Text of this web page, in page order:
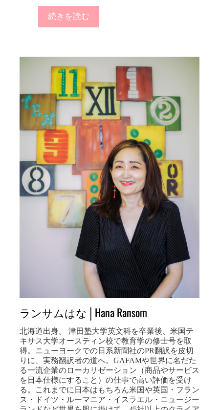
続きを読む
ランサムはな│Hana Ransom
北海道出身。 津田塾大学英文科を卒業後、米国テ
キサス大学オースティン校で教育学の修士号を取
得。ニューヨークでの日系新聞社のPR翻訳を皮切
りに、実務翻訳者の道へ。GAFAMや世界に名だた
る一流企業のローカリゼーション（商品やサービス
を日本仕様にすること）の仕事で高い評価を受け
る。これまでに日本はもちろん米国や英国・フラン
ス・ドイツ・ルーマニア・イスラエル・ニュージー